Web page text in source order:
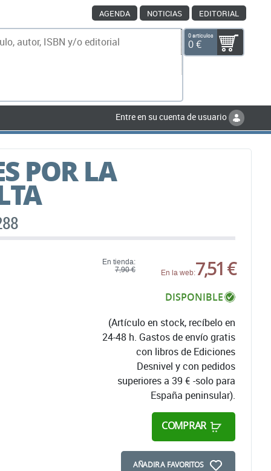
AGENDA NOTICIAS EDITORIAL
0 artículos
0 €
Entre en su cuenta de usuario
POR LA
En tienda:
7,90 €
En la web:7,51 €
DISPONIBLE
(Artículo en stock, recíbelo en
24-48 h. Gastos de envío gratis
con libros de Ediciones
Desnivel y con pedidos
superiores a 39 € -solo para
España peninsular).
COMPRAR
AÑADIR A FAVORITOS